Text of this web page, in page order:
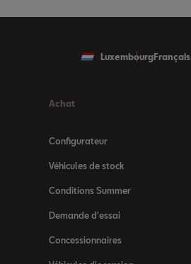
LuxembourgFrançais
Achat
Configurateur
Véhicules de stock
Conditions Summer
Demande d'essai
Concessionnaires